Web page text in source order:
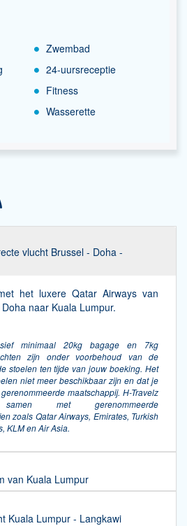
Zwembad
24-uursreceptie
Fitness
Wasserette
vlucht Brussel - Doha -
het luxere Qatar Airways van
naar Kuala Lumpur.
minimaal 20kg bagage en 7kg
zijn onder voorbehoud van de
stoelen ten tijde van jouw boeking. Het
niet meer beschikbaar zijn en dat je
maatschappij. H-Travelz
met gerenommeerde
zoals Qatar Airways, Emirates, Turkish
KLM en Air Asia.
van Kuala Lumpur
Kuala Lumpur - Langkawi